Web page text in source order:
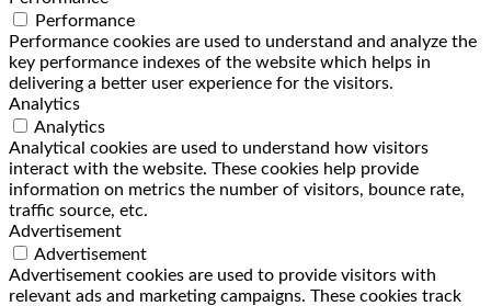
Performance
Performance cookies are used to understand and analyze the
key performance indexes of the website which helps in
delivering a better user experience for the visitors.
Analytics
Analytics
Analytical cookies are used to understand how visitors
interact with the website. These cookies help provide
information on metrics the number of visitors, bounce rate,
traffic source, etc.
Advertisement
Advertisement
Advertisement cookies are used to provide visitors with
relevant ads and marketing campaigns. These cookies track